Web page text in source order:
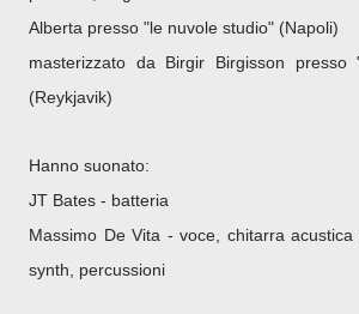
Alberta presso "le nuvole studio" (Napoli)
masterizzato da Birgir Birgisson presso
(Reykjavik)
Hanno suonato:
JT Bates - batteria
Massimo De Vita - voce, chitarra acustica
synth, percussioni